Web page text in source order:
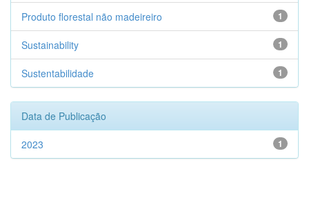
1
Produto florestal não madeireiro
1
Sustainability
1
Sustentabilidade
Data de Publicação
1
2023